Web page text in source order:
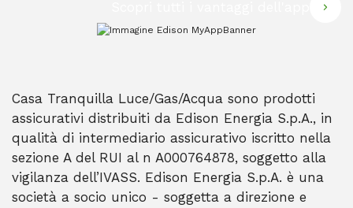
Casa Tranquilla Luce/Gas/Acqua sono prodotti
assicurativi distribuiti da Edison Energia S.p.A., in
qualità di intermediario assicurativo iscritto nella
sezione A del RUI al n A000764878, soggetto alla
vigilanza dell’IVASS. Edison Energia S.p.A. è una
società a socio unico - soggetta a direzione e